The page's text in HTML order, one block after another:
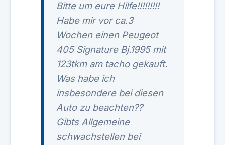
Bitte um eure Hilfe!!!!!!!!!
Habe mir vor ca.3
Wochen einen Peugeot
405 Signature Bj.1995 mit
123tkm am tacho gekauft.
Was habe ich
insbesondere bei diesen
Auto zu beachten??
Gibts Allgemeine
schwachstellen bei